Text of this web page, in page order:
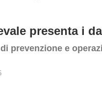
presenta i
prevenzione e